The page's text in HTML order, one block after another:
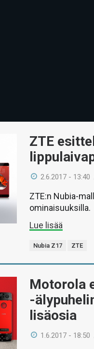
ZTE
2.6.2017 - 13:40
ZTE:n Nubia-
ominaisuuksilla.
Lue lisää
Nubia Z17 ZTE
Motorola
-
lisäosia
1.6.2017 - 18:50